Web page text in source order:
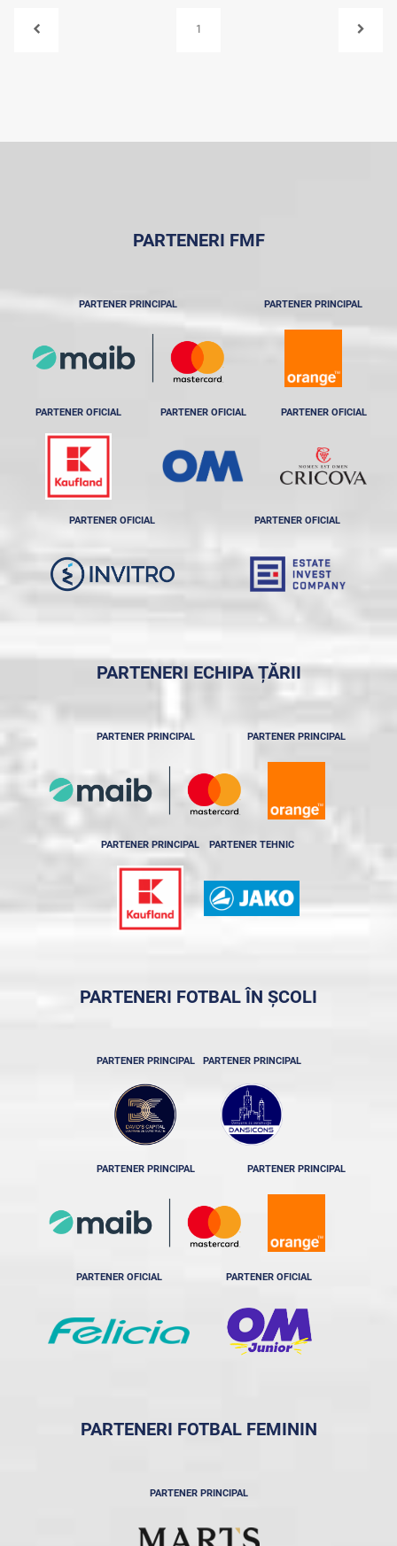
1
PARTENERI FMF
PARTENER PRINCIPAL PARTENER PRINCIPAL
PARTENER OFICIAL PARTENER OFICIAL PARTENER OFICIAL
PARTENER OFICIAL PARTENER OFICIAL
PARTENERI ECHIPA ȚĂRII
PARTENER PRINCIPAL PARTENER PRINCIPAL
PARTENER PRINCIPAL PARTENER TEHNIC
PARTENERI FOTBAL ÎN ȘCOLI
PARTENER PRINCIPAL PARTENER PRINCIPAL
PARTENER PRINCIPAL PARTENER PRINCIPAL
PARTENER OFICIAL PARTENER OFICIAL
PARTENERI FOTBAL FEMININ
PARTENER PRINCIPAL